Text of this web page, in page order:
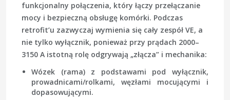
funkcjonalny połączenia, który łączy przełączanie
mocy i bezpieczną obsługę komórki. Podczas
retrofit’u zazwyczaj wymienia się cały zespół VE, a
nie tylko wyłącznik, ponieważ przy prądach 2000–
3150 A istotną rolę odgrywają „złącza” i mechanika:
Wózek (rama)z podstawami pod wyłącznik,
prowadnicami/rolkami, węzłami mocującymi i
dopasowującymi.